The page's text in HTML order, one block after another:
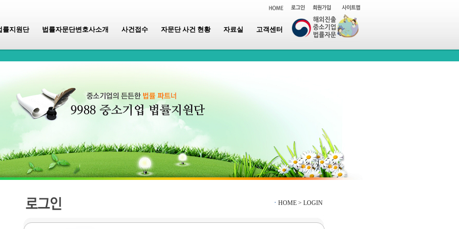
률지원단 법률자문단변호사소개 사건접수 자문단 사건 현황 자료실 고객센터
ㆍ HOME > LOGIN